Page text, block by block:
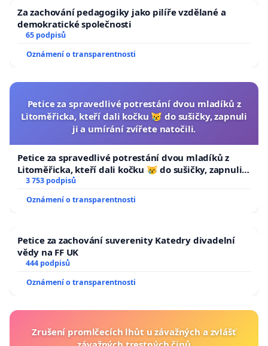
Za zachování pedagogiky jako pilíře vzdělané a
demokratické společnosti
65 podpisů
Oznámení o transparentnosti
Petice za spravedlivé potrestání dvou mladíků z
Litoměřicka, kteří dali kočku 😿 do sušičky, zapnuli
ji a umírání zvířete natočili.
Petice za spravedlivé potrestání dvou mladíků z
Litoměřicka, kteří dali kočku 😿 do sušičky, zapnuli ji
a umírání zvířete natočili.
3 753 podpisů
Oznámení o transparentnosti
Petice za zachování suverenity Katedry divadelní
vědy na FF UK
444 podpisů
Oznámení o transparentnosti
Zrušení promlčecích lhůt u závažných a zvlášť